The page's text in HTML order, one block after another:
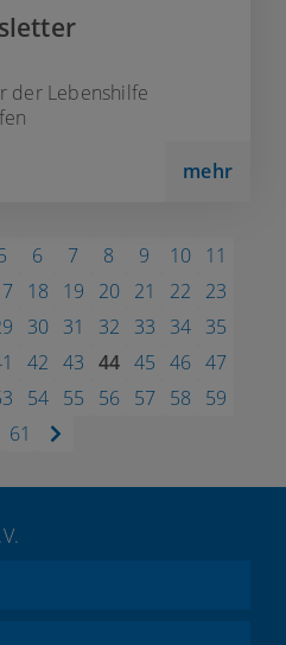
der Lebenshilfe
mehr
6 7 8 9 10 11
18 19 20 21 22
23
30 31 32 33 34 35
42 43 44 45 46 47
54 55 56 57 58
59
61